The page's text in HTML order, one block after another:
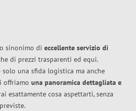
sinonimo di eccellente servizio di
di prezzi trasparenti ed equi.
solo una sfida logistica ma anche
offriamo una panoramica dettagliata e
esattamente cosa aspettarti, senza